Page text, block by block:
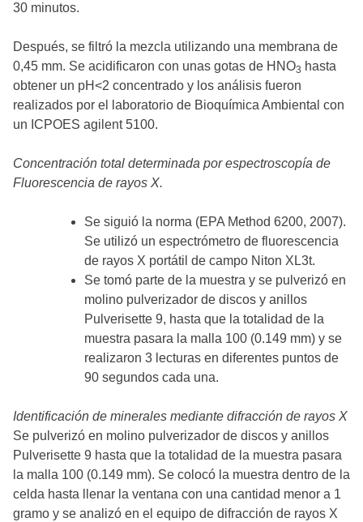
30 minutos.
Después, se filtró la mezcla utilizando una membrana de
0,45 mm. Se acidificaron con unas gotas de HNO3 hasta
obtener un pH<2 concentrado y los análisis fueron
realizados por el laboratorio de Bioquímica Ambiental con
un ICPOES agilent 5100.
Concentración total determinada por espectroscopía de
Fluorescencia de rayos X.
Se siguió la norma (EPA Method 6200, 2007).
Se utilizó un espectrómetro de fluorescencia
de rayos X portátil de campo Niton XL3t.
Se tomó parte de la muestra y se pulverizó en
molino pulverizador de discos y anillos
Pulverisette 9, hasta que la totalidad de la
muestra pasara la malla 100 (0.149 mm) y se
realizaron 3 lecturas en diferentes puntos de
90 segundos cada una.
Identificación de minerales mediante difracción de rayos X
Se pulverizó en molino pulverizador de discos y anillos
Pulverisette 9 hasta que la totalidad de la muestra pasara
la malla 100 (0.149 mm). Se colocó la muestra dentro de la
celda hasta llenar la ventana con una cantidad menor a 1
gramo y se analizó en el equipo de difracción de rayos X